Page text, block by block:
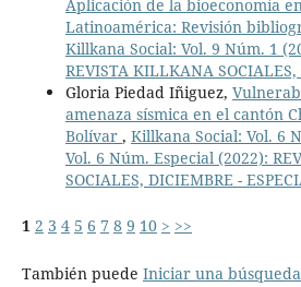
Aplicación de la bioeconomía
Latinoamérica: Revisión
Killkana Social: Vol. 9 Núm. 1
REVISTA KILLKANA
Gloria Piedad Iñiguez,
amenaza sísmica en el cantón
Bolívar , Killkana Social: Vol. 6
Vol. 6 Núm. Especial (2022):
SOCIALES, DICIEMBRE -
1 2 3 4 5 6 7 8 9 10 > >>
También puede Iniciar una